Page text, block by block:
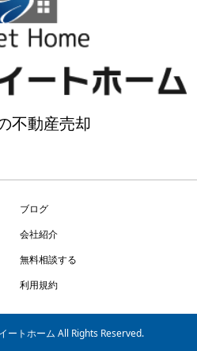
不動産売却
ブログ
会社紹介
無料相談する
利用規約
ートホーム All Rights Reserved.
件のお問い合わせ